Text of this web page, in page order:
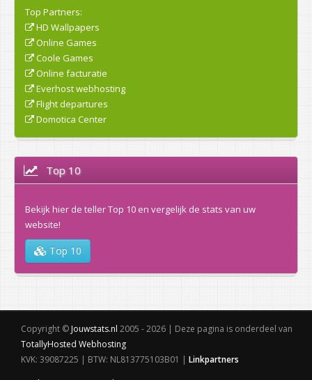
Top Partners:
HD Wallpapers
Online Games
Coole Games
Online facturatie
Everhost webhosting
Flight departures
Domotica Center
Top 10
Bekijk hier de teller Top 10 en vergelijk de stats van uw
website!
Top 10
Copyright © Jouwstats.nl 2005 - 2026 | Deze pagina is onderdeel van
TotallyHosted Webhosting
KVK: 39087225 | BTW: NL813775103B01 | Linkpartners